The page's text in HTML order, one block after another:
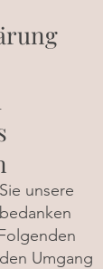
unsere
Umgang